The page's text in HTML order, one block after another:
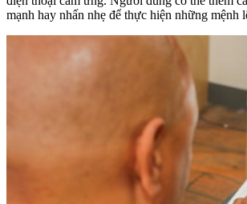
mạnh hay nhấn nhẹ để thực hiện những mệnh